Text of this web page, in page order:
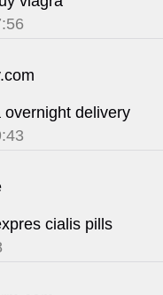
overnight delivery
cialis pills